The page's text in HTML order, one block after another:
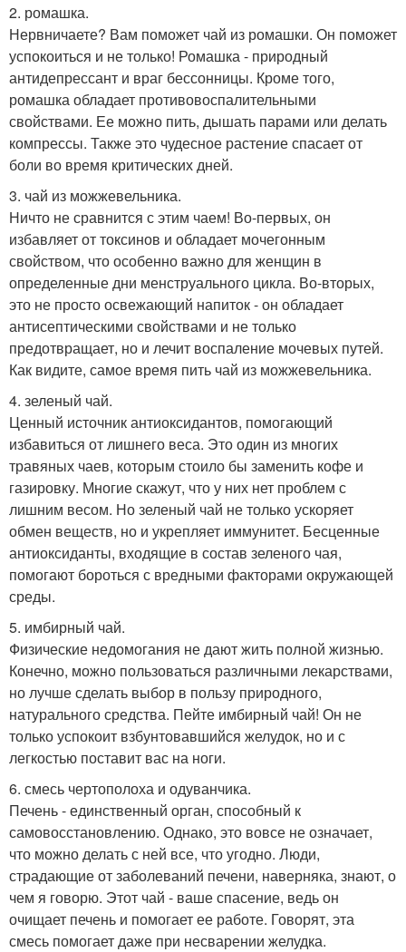
2. ромашка.
Нервничаете? Вам поможет чай из ромашки. Он поможет
успокоиться и не только! Ромашка - природный
антидепрессант и враг бессонницы. Кроме того,
ромашка обладает противовоспалительными
свойствами. Ее можно пить, дышать парами или делать
компрессы. Также это чудесное растение спасает от
боли во время критических дней.
3. чай из можжевельника.
Ничто не сравнится с этим чаем! Во-первых, он
избавляет от токсинов и обладает мочегонным
свойством, что особенно важно для женщин в
определенные дни менструального цикла. Во-вторых,
это не просто освежающий напиток - он обладает
антисептическими свойствами и не только
предотвращает, но и лечит воспаление мочевых путей.
Как видите, самое время пить чай из можжевельника.
4. зеленый чай.
Ценный источник антиоксидантов, помогающий
избавиться от лишнего веса. Это один из многих
травяных чаев, которым стоило бы заменить кофе и
газировку. Многие скажут, что у них нет проблем с
лишним весом. Но зеленый чай не только ускоряет
обмен веществ, но и укрепляет иммунитет. Бесценные
антиоксиданты, входящие в состав зеленого чая,
помогают бороться с вредными факторами окружающей
среды.
5. имбирный чай.
Физические недомогания не дают жить полной жизнью.
Конечно, можно пользоваться различными лекарствами,
но лучше сделать выбор в пользу природного,
натурального средства. Пейте имбирный чай! Он не
только успокоит взбунтовавшийся желудок, но и с
легкостью поставит вас на ноги.
6. смесь чертополоха и одуванчика.
Печень - единственный орган, способный к
самовосстановлению. Однако, это вовсе не означает,
что можно делать с ней все, что угодно. Люди,
страдающие от заболеваний печени, наверняка, знают, о
чем я говорю. Этот чай - ваше спасение, ведь он
очищает печень и помогает ее работе. Говорят, эта
смесь помогает даже при несварении желудка.